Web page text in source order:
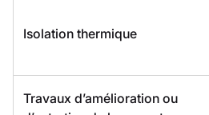
Isolation thermique
Travaux d’amélioration ou